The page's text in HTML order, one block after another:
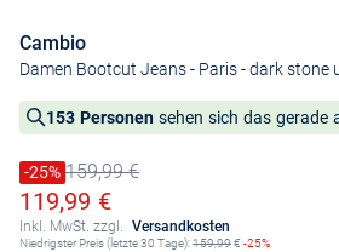
Cambio
Damen Bootcut Jeans - Paris- dark stone
153 Personen sehen sich das gerade
Preis reduziert um
-25%
Alter Preis159,99 €
Ermäßigter Preis
119,99 €
Inkl. MwSt. zzgl. Versandkosten
Niedrigster Preis (letzte 30 Tage):159,99€ -25%